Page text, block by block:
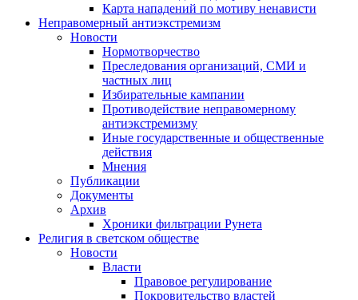
Карта нападений по мотиву ненависти
Неправомерный антиэкстремизм
Новости
Нормотворчество
Преследования организаций, СМИ и
частных лиц
Избирательные кампании
Противодействие неправомерному
антиэкстремизму
Иные государственные и общественные
действия
Мнения
Публикации
Документы
Архив
Хроники фильтрации Рунета
Религия в светском обществе
Новости
Власти
Правовое регулирование
Покровительство властей